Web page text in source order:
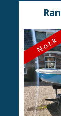
N.o.t.k